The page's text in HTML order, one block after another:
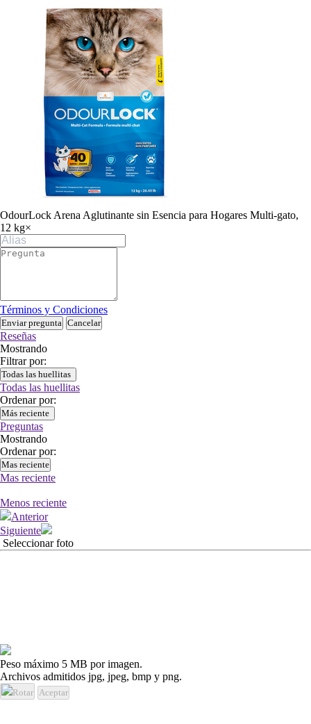
OdourLock Arena Aglutinante sin Esencia para Hogares Multi-gato,
12 kg×
Términos y Condiciones
Enviar pregunta Cancelar
Reseñas
Mostrando
Filtrar por:
Todas las huellitas
Todas las huellitas
Ordenar por:
Más reciente
Preguntas
Mostrando
Ordenar por:
Mas reciente
Mas reciente
Menos reciente
Anterior
Siguiente
Seleccionar foto
Peso máximo 5 MB por imagen.
Archivos admitidos jpg, jpeg, bmp y png.
Rotar Aceptar